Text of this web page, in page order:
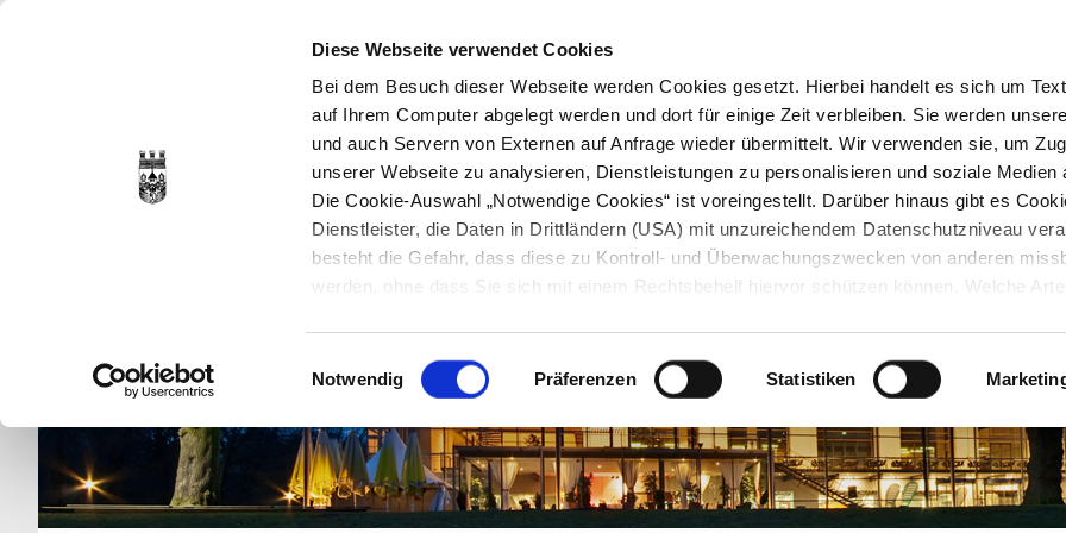
Diese Webseite verwendet Cookies
Bei dem Besuch dieser Webseite werden Cookies gesetzt. Hierbei handelt es sich um
auf Ihrem Computer abgelegt werden und dort für einige Zeit verbleiben. Sie werden
und auch Servern von Externen auf Anfrage wieder übermittelt. Wir verwenden sie, um
unserer Webseite zu analysieren, Dienstleistungen zu personalisieren und soziale Medien
Die Cookie-Auswahl „Notwendige Cookies“ ist voreingestellt. Darüber hinaus gibt es
Dienstleister, die Daten in Drittländern (USA) mit unzureichendem Datenschutzniveau
besteht die Gefahr, dass diese zu Kontroll- und Überwachungszwecken von anderen
werden, ohne dass Sie sich mit einem Rechtsbehelf hiervor schützen können. Welche
Datenschutzerklärung
entnehmen. Die von Ihnen getroffene Auswahl der gewünschten
jederzeit mit Wirkung für die Zukunft angepasst oder
werden.
Einwilligungsauswahl
Notwendig Präferenzen Statistiken
STARTSEITE